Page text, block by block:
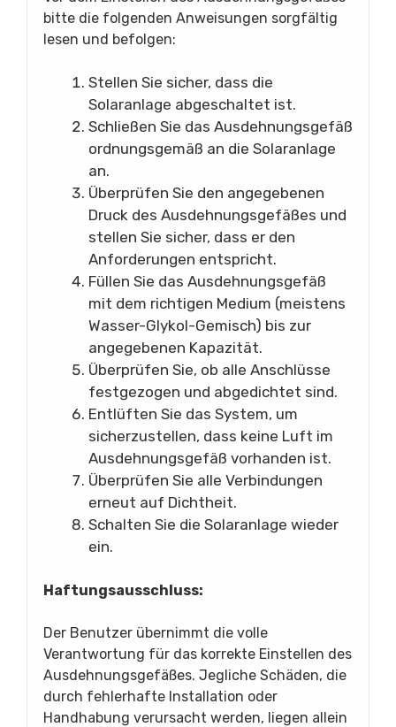
bitte die folgenden Anweisungen sorgfältig
lesen und befolgen:
Stellen Sie sicher, dass die
Solaranlage abgeschaltet ist.
Schließen Sie das Ausdehnungsgefäß
ordnungsgemäß an die Solaranlage
an.
Überprüfen Sie den angegebenen
Druck des Ausdehnungsgefäßes und
stellen Sie sicher, dass er den
Anforderungen entspricht.
Füllen Sie das Ausdehnungsgefäß
mit dem richtigen Medium (meistens
Wasser-Glykol-Gemisch) bis zur
angegebenen Kapazität.
Überprüfen Sie, ob alle Anschlüsse
festgezogen und abgedichtet sind.
Entlüften Sie das System, um
sicherzustellen, dass keine Luft im
Ausdehnungsgefäß vorhanden ist.
Überprüfen Sie alle Verbindungen
erneut auf Dichtheit.
Schalten Sie die Solaranlage wieder
ein.
Haftungsausschluss:
Der Benutzer übernimmt die volle
Verantwortung für das korrekte Einstellen des
Ausdehnungsgefäßes. Jegliche Schäden, die
durch fehlerhafte Installation oder
Handhabung verursacht werden, liegen allein